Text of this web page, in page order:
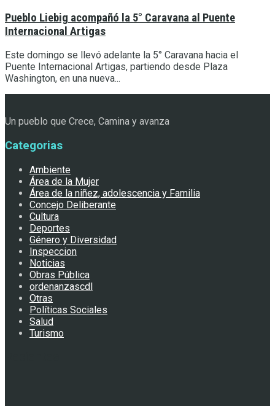
Pueblo Liebig acompañó la 5° Caravana al Puente
Internacional Artigas
Este domingo se llevó adelante la 5° Caravana hacia el
Puente Internacional Artigas, partiendo desde Plaza
Washington, en una nueva...
Un pueblo que Crece, Camina y avanza
Categorias
Ambiente
Área de la Mujer
Área de la niñez, adolescencia y Familia
Concejo Deliberante
Cultura
Deportes
Género y Diversidad
Inspeccion
Noticias
Obras Pública
ordenanzascdl
Otras
Políticas Sociales
Salud
Turismo